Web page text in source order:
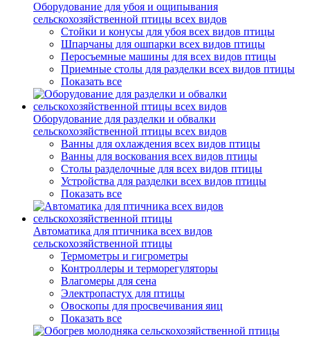
Оборудование для убоя и ощипывания
сельскохозяйственной птицы всех видов
Стойки и конусы для убоя всех видов птицы
Шпарчаны для ошпарки всех видов птицы
Перосъемные машины для всех видов птицы
Приемные столы для разделки всех видов птицы
Показать все
Оборудование для разделки и обвалки
сельскохозяйственной птицы всех видов
Ванны для охлаждения всех видов птицы
Ванны для воскования всех видов птицы
Столы разделочные для всех видов птицы
Устройства для разделки всех видов птицы
Показать все
Автоматика для птичника всех видов
сельскохозяйственной птицы
Термометры и гигрометры
Контроллеры и терморегуляторы
Влагомеры для сена
Электропастух для птицы
Овоскопы для просвечивания яиц
Показать все